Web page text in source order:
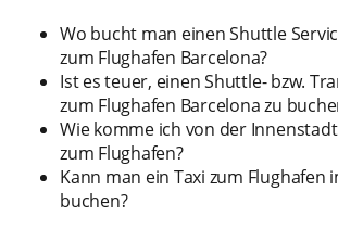
Wo bucht man einen Shuttle
zum Flughafen Barcelona?
Ist es teuer, einen Shuttle- bzw.
zum Flughafen Barcelona zu
Wie komme ich von der
zum Flughafen?
Kann man ein Taxi zum Flughafen
buchen?